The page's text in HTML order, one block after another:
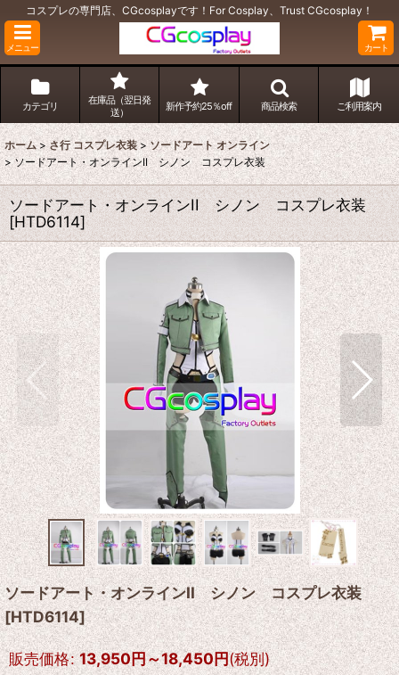
コスプレの専門店、CGcosplayです！For Cosplay、Trust CGcosplay！
メニュー カート
カテゴリ
在庫品（翌日発
送）
新作予約25％off 商品検索 ご利用案内
ホーム > さ行 コスプレ衣装 > ソードアート オンライン
> ソードアート・オンラインII シノン コスプレ衣装
ソードアート・オンラインII シノン コスプレ衣装
[HTD6114]
ソードアート・オンラインII シノン コスプレ衣装
[HTD6114]
販売価格: 13,950円～18,450円(税別)